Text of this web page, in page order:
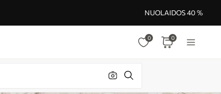
NUOLAIDOS 40 %
0 0